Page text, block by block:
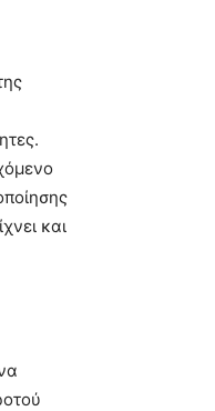
και